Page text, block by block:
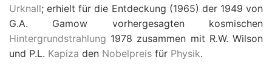
Urknall; erhielt für die Entdeckung (1965) der 1949 von
G.A. Gamow vorhergesagten kosmischen
Hintergrundstrahlung 1978 zusammen mit R.W. Wilson
und P.L. Kapiza den Nobelpreis für Physik.